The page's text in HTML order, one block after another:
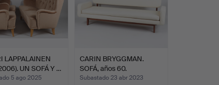
LAPPALAINEN
UN SOFÁ Y …
5 ago 2025
CARIN BRYGGMAN.
SOFÁ, años 60.
Subastado 23 abr 2023